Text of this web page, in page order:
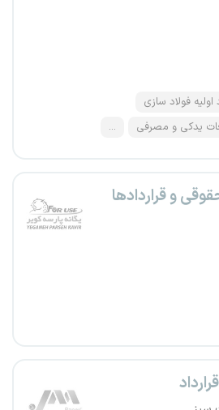
فولاد سازی
یدکی و مصرفی
...
و قراردادها